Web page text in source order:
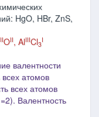
HgO, HBr, ZnS,
IIOII, AlIIICl3
I
валентности
атомов
всех атомов
Валентность